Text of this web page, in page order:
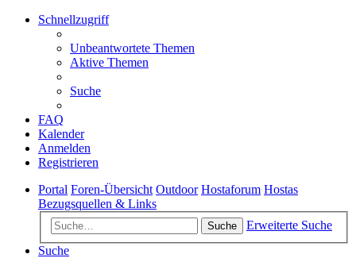
Schnellzugriff
Unbeantwortete Themen
Aktive Themen
Suche
FAQ
Kalender
Anmelden
Registrieren
Portal Foren-Übersicht Outdoor Hostaforum Hostas
Bezugsquellen & Links
Suche
Erweiterte Suche
Suche